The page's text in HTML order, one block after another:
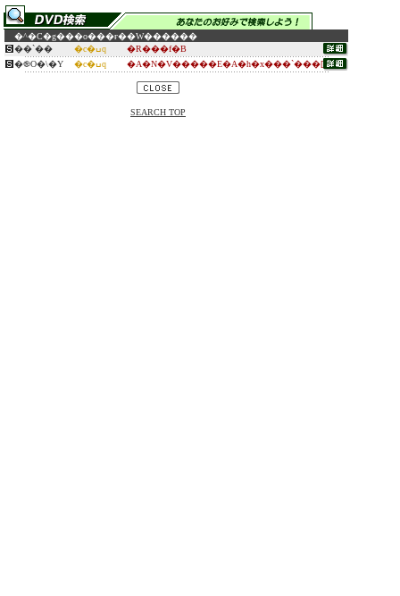
�^�C�g���o���ғ��W������
��`��
�c�ߎq
�R���f�B
�֎O�\�Y
�c�ߎq �A�N�V�����E�A�h�x���`���[
SEARCH TOP